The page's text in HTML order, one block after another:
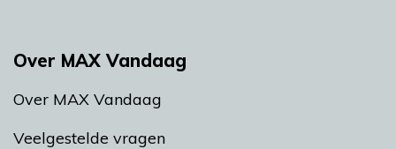
Over MAX Vandaag
Over MAX Vandaag
Veelgestelde vragen